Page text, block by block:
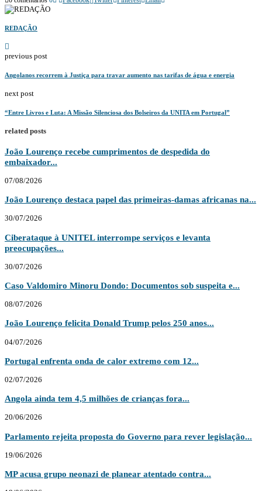
REDAÇÃO
previous post
Angolanos recorrem à Justiça para travar aumento nas tarifas de água e energia
next post
“Entre Livros e Luta: A Missão Silenciosa dos Bolseiros da UNITA em Portugal”
related posts
João Lourenço recebe cumprimentos de despedida do
embaixador...
07/08/2026
João Lourenço destaca papel das primeiras-damas africanas na...
30/07/2026
Ciberataque à UNITEL interrompe serviços e levanta
preocupações...
30/07/2026
Caso Valdomiro Minoru Dondo: Documentos sob suspeita e...
08/07/2026
João Lourenço felicita Donald Trump pelos 250 anos...
04/07/2026
Portugal enfrenta onda de calor extremo com 12...
02/07/2026
Angola ainda tem 4,5 milhões de crianças fora...
20/06/2026
Parlamento rejeita proposta do Governo para rever legislação...
19/06/2026
MP acusa grupo neonazi de planear atentado contra...